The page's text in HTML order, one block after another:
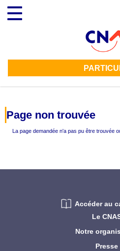
contenu
principal
Toggle
navigation
Page non trouvée
La page demandée n'a pas pu être trouvée
Le
Notre
Presse
Accéder au